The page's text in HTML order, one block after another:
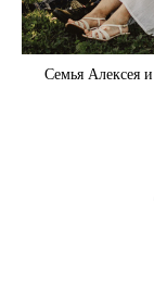
Семья Алексея